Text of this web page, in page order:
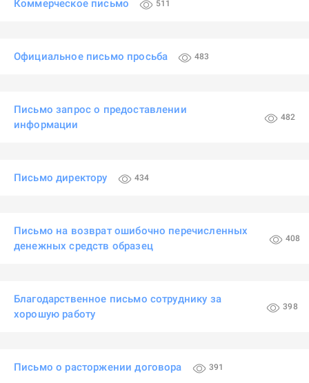
Коммерческое письмо 511
Официальное письмо просьба 483
Письмо запрос о предоставлении
информации
482
Письмо директору 434
Письмо на возврат ошибочно перечисленных
денежных средств образец
408
Благодарственное письмо сотруднику за
хорошую работу
398
Письмо о расторжении договора 391